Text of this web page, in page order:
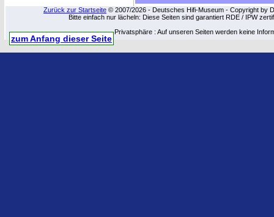
Zurück zur Startseite © 2007/2026 - Deutsches Hifi-Museum - Copyright by
Bitte einfach nur lächeln: Diese Seiten sind garantiert RDE / IPW
Privatsphäre : Auf unseren Seiten werden keine
zum Anfang dieser Seite